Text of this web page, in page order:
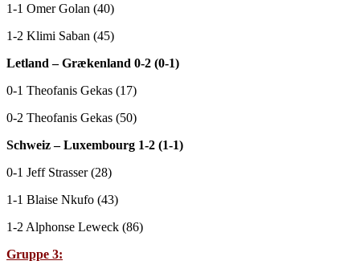
1-1 Omer Golan (40)
1-2 Klimi Saban (45)
Letland – Grækenland 0-2 (0-1)
0-1 Theofanis Gekas (17)
0-2 Theofanis Gekas (50)
Schweiz – Luxembourg 1-2 (1-1)
0-1 Jeff Strasser (28)
1-1 Blaise Nkufo (43)
1-2 Alphonse Leweck (86)
Gruppe 3: